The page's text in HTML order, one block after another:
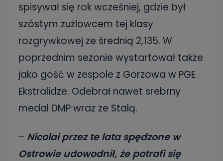
spisywał się rok wcześniej, gdzie był
szóstym żużlowcem tej klasy
rozgrywkowej ze średnią 2,135. W
poprzednim sezonie wystartował także
jako gość w zespole z Gorzowa w PGE
Ekstralidze. Odebrał nawet srebrny
medal DMP wraz ze Stalą.
– Nicolai przez te lata spędzone w
Ostrowie udowodnił, że potrafi się